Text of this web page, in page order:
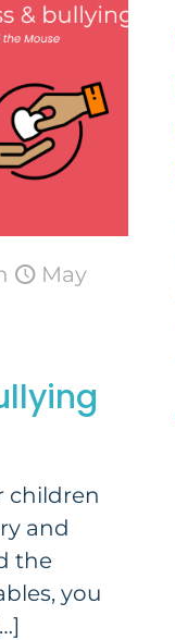
May
children
and
the
you